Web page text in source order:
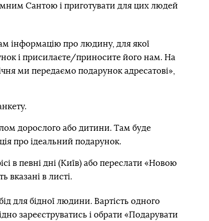
Сантою і приготувати для цих людей
інформацію про людину, для якої
і присилаєте/приносите його нам. На
ми передаємо подарунок адресатові»,
дорослого або дитини. Там буде
про ідеальний подарунок.
в певні дні (Київ) або переслати «Новою
вказані в листі.
для бідної людини. Вартість одного
зареєструватись і обрати «Подарувати